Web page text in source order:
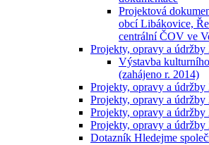
Projektová
obcí Libákovice,
centrální ČOV ve
Projekty, opravy a údržby
Výstavba
(zahájeno r. 2014)
Projekty, opravy a údržby
Projekty, opravy a údržby
Projekty, opravy a údržby
Projekty, opravy a údržby
Dotazník Hledejme